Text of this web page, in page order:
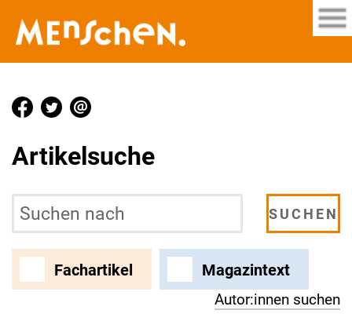
Artikelsuche
Fachartikel Magazintext
Autor:innen suchen